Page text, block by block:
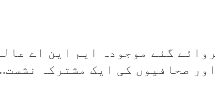
گئے موجودہ ایم این اے
صحافیوں کی ایک مشترکہ